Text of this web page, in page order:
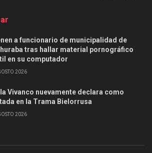
a funcionario de municipalidad de
tras hallar material pornográfico
en su computador
2026
Vivanco nuevamente declara como
en la Trama Bielorrusa
2026